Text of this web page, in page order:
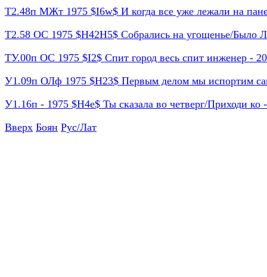
Т2.48п МЖт 1975 $I6w$ И когда все уже лежали на
Т2.58 ОС 1975 $H42H5$ Собрались на угощенье/Было
ТУ.00п ОС 1975 $I2$ Спит город весь спит инженер -
У1.09п ОЛф 1975 $H23$ Первым делом мы испортим
У1.16п - 1975 $H4e$ Ты сказала во четверг/Приходи ко
Вверх Боян Рус/Лат